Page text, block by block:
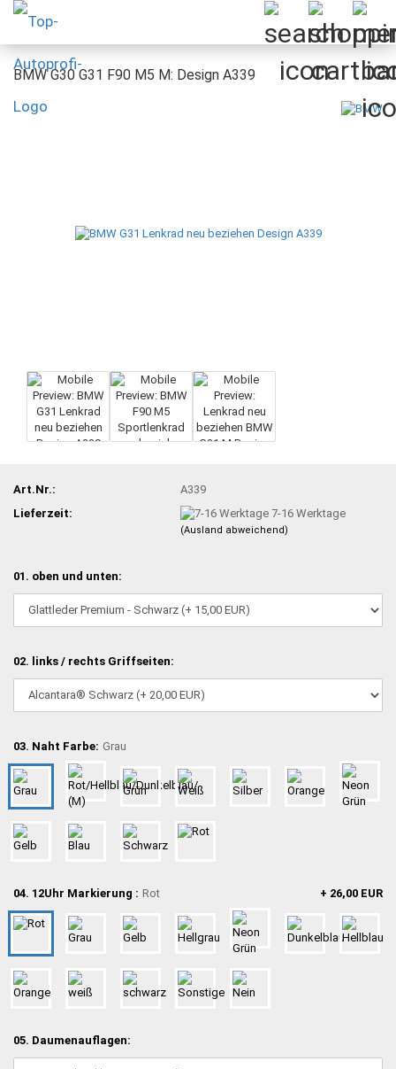
BMW G30 G31 F90 M5 M: Design A339
Art.Nr.:
A339
Lieferzeit:
7-16 Werktage
(Ausland abweichend)
01. oben und unten:
02. links / rechts Griffseiten:
03. Naht Farbe: Grau
04. 12Uhr Markierung : Rot + 26,00 EUR
05. Daumenauflagen: